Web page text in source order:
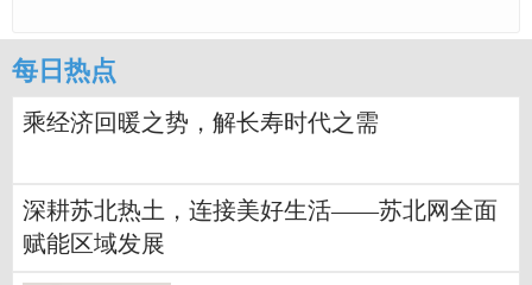
每日热点
乘经济回暖之势，解长寿时代之需
深耕苏北热土，连接美好生活——苏北网全面
赋能区域发展